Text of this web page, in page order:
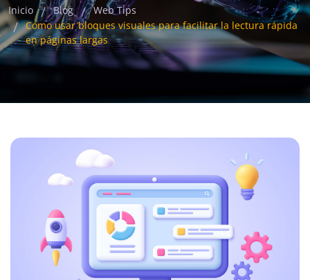
Inicio Blog
Web Tips
Cómo usar bloques visuales para facilitar la lectura rápida
en páginas largas